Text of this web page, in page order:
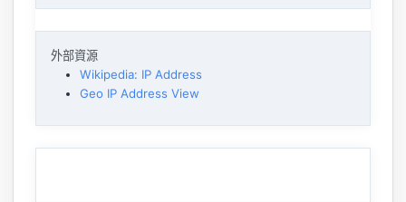
外部資源
Wikipedia: IP Address
Geo IP Address View